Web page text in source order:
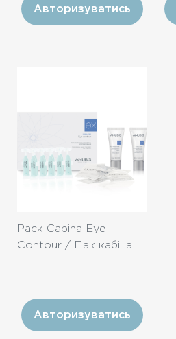
Авторизуватись
Pack Cabina Eye
Contour / Пак кабіна
Авторизуватись